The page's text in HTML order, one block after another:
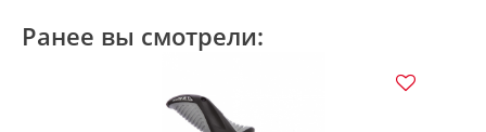
Ранее вы смотрели: